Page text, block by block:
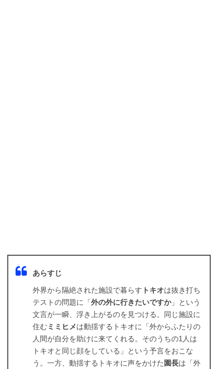
あらすじ
外界から隔絶された施設で暮らす トキオは抜き打ち
テストの問題に「外の外に行きたいですか」という
文言が一瞬、浮き上がるのを見つける。同じ施設に
住む ミミヒメは動揺するトキオに「外からふたりの
人間が自分を助けに来てくれる。そのうちの1人は
トキオと同じ顔をしている」という予言をおこな
う。一方、動揺するトキオに声をかけた 園長は「外